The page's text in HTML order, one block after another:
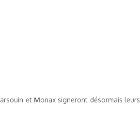
arsouin et Monax signeront désormais leurs